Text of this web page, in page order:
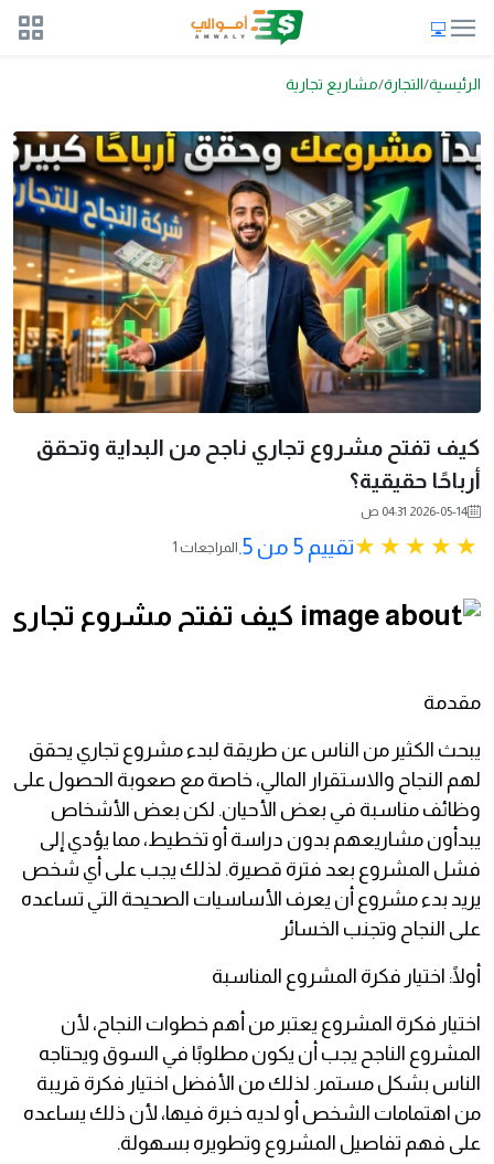
الرئيسية التجارة مشاريع تجارية
كيف تفتح مشروع تجاري ناجح من البداية وتحقق
أرباحًا حقيقية؟
2026-05-14 04:31 ص
تقييم 5 من 5. 1 المراجعات
مقدمة
يبحث الكثير من الناس عن طريقة لبدء مشروع تجاري يحقق
لهم النجاح والاستقرار المالي، خاصة مع صعوبة الحصول على
وظائف مناسبة في بعض الأحيان. لكن بعض الأشخاص
يبدأون مشاريعهم بدون دراسة أو تخطيط، مما يؤدي إلى
فشل المشروع بعد فترة قصيرة. لذلك يجب على أي شخص
يريد بدء مشروع أن يعرف الأساسيات الصحيحة التي تساعده
على النجاح وتجنب الخسائر
أولًا: اختيار فكرة المشروع المناسبة
اختيار فكرة المشروع يعتبر من أهم خطوات النجاح، لأن
المشروع الناجح يجب أن يكون مطلوبًا في السوق ويحتاجه
الناس بشكل مستمر. لذلك من الأفضل اختيار فكرة قريبة
من اهتمامات الشخص أو لديه خبرة فيها، لأن ذلك يساعده
على فهم تفاصيل المشروع وتطويره بسهولة.